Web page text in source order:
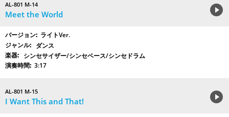
AL-801 M-14
Meet the World
ライトVer.
ダンス
シンセサイザー/シンセベース/シンセドラム
3:17
AL-801 M-15
I Want This and That!